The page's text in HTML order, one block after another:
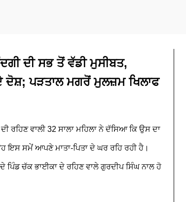
ਦੀ ਸਭ ਤੋਂ ਵੱਡੀ ਮੁਸੀਬਤ,
ਪੜਤਾਲ ਮਗਰੋਂ ਮੁਲਜ਼ਮ ਖਿਲਾਫ
ਰਹਿਣ ਵਾਲੀ 32 ਸਾਲਾ ਮਹਿਲਾ ਨੇ ਦੱਸਿਆ ਕਿ ਉਸ ਦਾ
ਇਸ ਸਮੇਂ ਆਪਣੇ ਮਾਤਾ-ਪਿਤਾ ਦੇ ਘਰ ਰਹਿ ਰਹੀ ਹੈ।
ਪਿੰਡ ਚੱਕ ਭਾਈਕਾ ਦੇ ਰਹਿਣ ਵਾਲੇ ਗੁਰਦੀਪ ਸਿੰਘ ਨਾਲ ਹੋ